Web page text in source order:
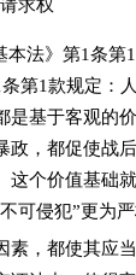
求权
本法》第1条第1
条第1款规定：
基于客观的
，都促使战
个价值基础
可侵犯”更为
，都使其应